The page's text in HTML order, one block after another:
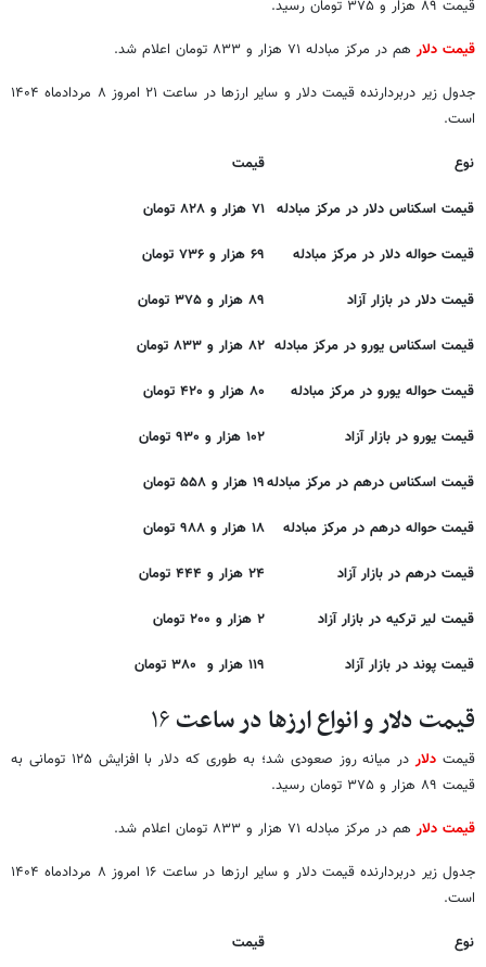
قیمت ۸۹ هزار و ۳۷۵ تومان رسید.
قیمت دلار هم در مرکز مبادله ۷۱ هزار و ۸۳۳ تومان اعلام شد.
جدول زیر دربردارنده قیمت دلار و سایر ارزها در ساعت ۲۱ امروز ۸ مردادماه ۱۴۰۴
است.
نوع قیمت
قیمت اسکناس دلار در مرکز مبادله ۷۱ هزار و ۸۲۸ تومان
قیمت حواله دلار در مرکز مبادله ۶۹ هزار و ۷۳۶ تومان
قیمت دلار در بازار آزاد ۸۹ هزار و ۳۷۵ تومان
قیمت اسکناس یورو در مرکز مبادله ۸۲ هزار و ۸۳۳ تومان
قیمت حواله یورو در مرکز مبادله ۸۰ هزار و ۴۲۰ تومان
قیمت یورو در بازار آزاد ۱۰۲ هزار و ۹۳۰ تومان
قیمت اسکناس درهم در مرکز مبادله۱۹ هزار و ۵۵۸ تومان
قیمت حواله درهم در مرکز مبادله ۱۸ هزار و ۹۸۸ تومان
قیمت درهم در بازار آزاد ۲۴ هزار و ۴۴۴ تومان
قیمت لیر ترکیه در بازار آزاد ۲ هزار و ۲۰۰ تومان
قیمت پوند در بازار آزاد ۱۱۹ هزار و ۳۸۰ تومان
قیمت دلار و انواع ارزها در ساعت۱۶
قیمت‌ دلار
در میانه روز صعودی شد؛ به طوری که دلار با افزایش ۱۲۵ تومانی به
قیمت ۸۹ هزار و ۳۷۵ تومان رسید.
قیمت دلار هم در مرکز مبادله ۷۱ هزار و ۸۳۳ تومان اعلام شد.
جدول زیر دربردارنده قیمت دلار و سایر ارزها در ساعت ۱۶ امروز ۸ مردادماه ۱۴۰۴
است.
نوع قیمت